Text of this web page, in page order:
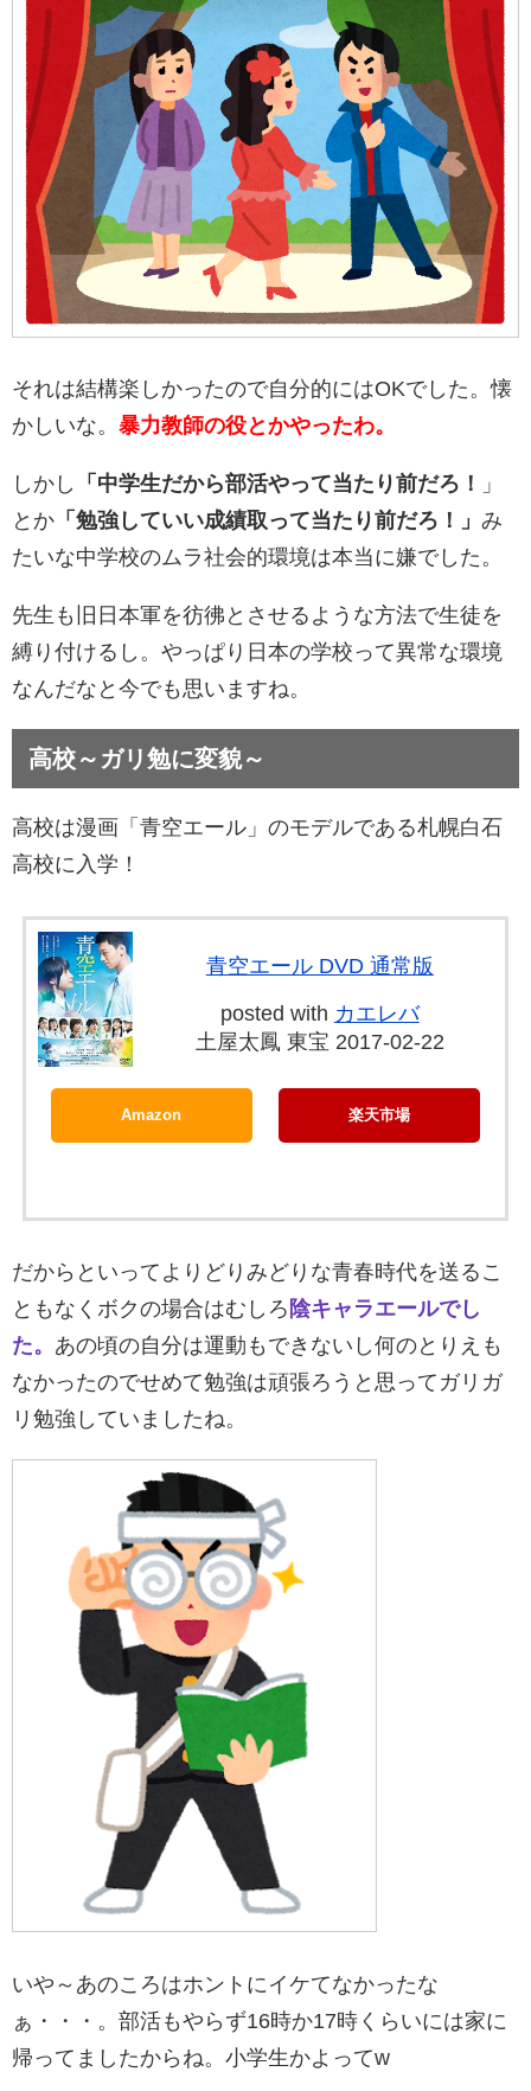
それは結構楽しかったので自分的にはOKでした。懐
かしいな。 暴力教師の役とかやったわ。
しかし 「中学生だから部活やって当たり前だろ！
」
とか 「勉強していい成績取って当たり前だろ！」 み
たいな中学校のムラ社会的環境は本当に嫌でした。
先生も 旧日本軍を彷彿とさせるような方法で生徒を
縛り付けるし。 やっぱり日本の学校って異常な環境
なんだなと今でも思いますね。
高校～ガリ勉に変貌～
高校は漫画「青空エール」のモデルである札幌白石
高校に入学！
青空エール DVD 通常版
posted with カエレバ
土屋太鳳 東宝 2017-02-22
Amazon 楽天市場
だからといってよりどりみどりな青春時代を送るこ
ともなくボクの場合はむしろ 陰キャラエールでし
た。 あの頃の自分は運動もできないし何のとりえも
なかったのでせめて勉強は頑張ろうと思ってガリガ
リ勉強していましたね。
いや～あのころはホントにイケてなかったな
ぁ・・・。部活もやらず16時か17時くらいには家に
帰ってましたからね。小学生かよってw